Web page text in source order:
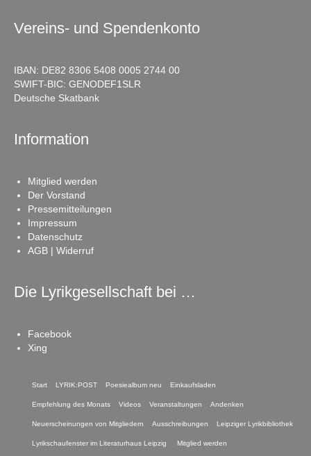
Vereins- und Spendenkonto
IBAN: DE82 8306 5408 0005 2744 00
SWIFT-BIC: GENODEF1SLR
Deutsche Skatbank
Information
Mitglied werden
Der Vorstand
Pressemitteilungen
Impressum
Datenschutz
AGB | Widerruf
Die Lyrikgesellschaft bei …
Facebook
Xing
Start LYRIK:POST Poesiealbum neu Einkaufsladen
Empfehlung des Monats Videos Veranstaltungen Andenken
Neuerscheinungen von Mitgliedern Ausschreibungen Leipziger Lyrikbibliothek
Lyrikschaufenster im Literaturhaus Leipzig Mitglied werden